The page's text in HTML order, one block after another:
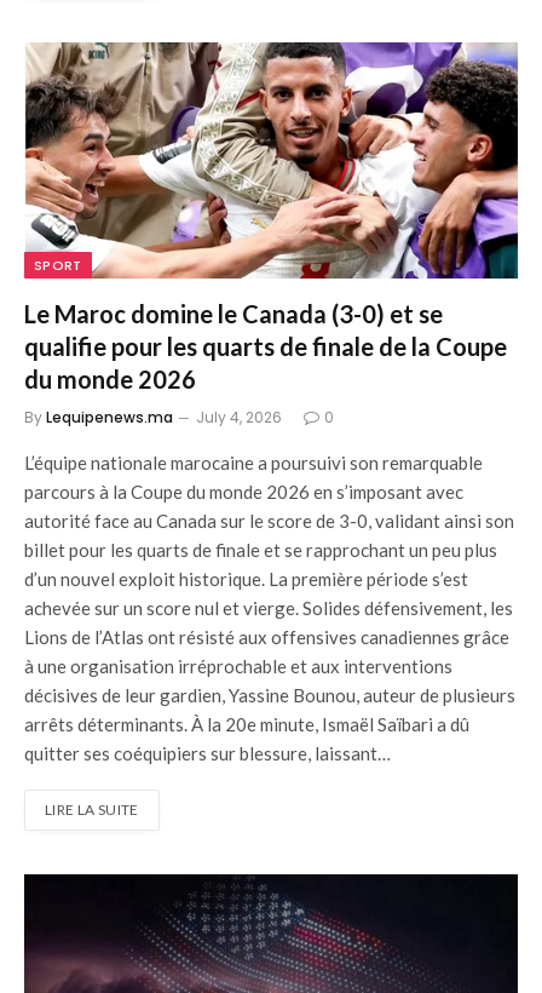
SPORT
Le Maroc domine le Canada (3-0) et se
qualifie pour les quarts de finale de la Coupe
du monde 2026
ByLequipenews.ma July 4, 2026 0
L’équipe nationale marocaine a poursuivi son remarquable
parcours à la Coupe du monde 2026 en s’imposant avec
autorité face au Canada sur le score de 3-0, validant ainsi son
billet pour les quarts de finale et se rapprochant un peu plus
d’un nouvel exploit historique. La première période s’est
achevée sur un score nul et vierge. Solides défensivement, les
Lions de l’Atlas ont résisté aux offensives canadiennes grâce
à une organisation irréprochable et aux interventions
décisives de leur gardien, Yassine Bounou, auteur de plusieurs
arrêts déterminants. À la 20e minute, Ismaël Saïbari a dû
quitter ses coéquipiers sur blessure, laissant…
LIRE LA SUITE